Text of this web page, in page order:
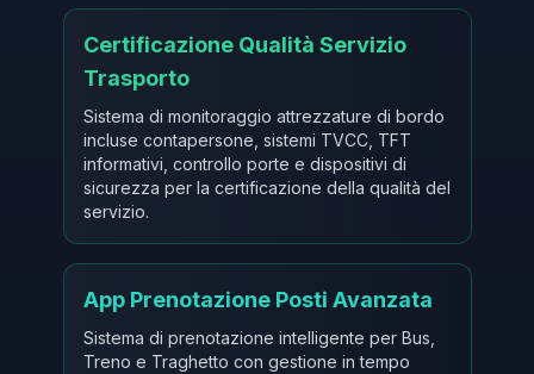
Certificazione Qualità Servizio
Trasporto
Sistema di monitoraggio attrezzature di bordo
incluse contapersone, sistemi TVCC, TFT
informativi, controllo porte e dispositivi di
sicurezza per la certificazione della qualità del
servizio.
App Prenotazione Posti Avanzata
Sistema di prenotazione intelligente per Bus,
Treno e Traghetto con gestione in tempo